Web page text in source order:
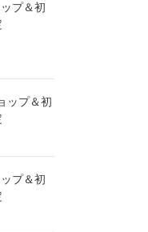
プ＆初
ップ＆初
プ＆初